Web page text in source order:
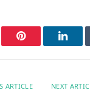
Pinterest
ARTICLE NEXT